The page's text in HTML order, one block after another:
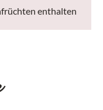
enthalten